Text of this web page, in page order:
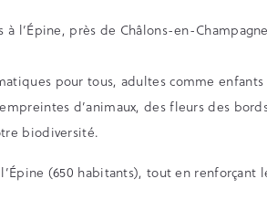
l’Épine, près de Châlons-en-Champagne
pour tous, adultes comme enfants
d’animaux, des fleurs des
biodiversité.
(650 habitants), tout en renforçant